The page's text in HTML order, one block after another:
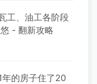
工、油工各阶段
- 翻新攻略
的房子住了20